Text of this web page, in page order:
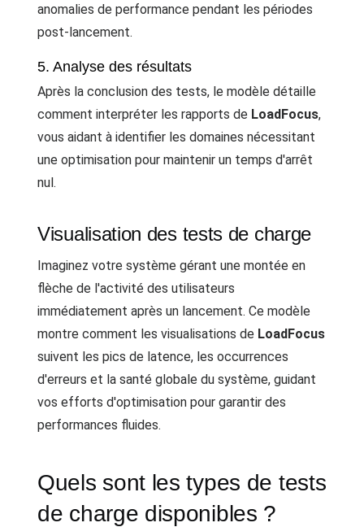
anomalies de performance pendant les périodes
post-lancement.
5. Analyse des résultats
Après la conclusion des tests, le modèle détaille
comment interpréter les rapports de LoadFocus,
vous aidant à identifier les domaines nécessitant
une optimisation pour maintenir un temps d'arrêt
nul.
Visualisation des tests de charge
Imaginez votre système gérant une montée en
flèche de l'activité des utilisateurs
immédiatement après un lancement. Ce modèle
montre comment les visualisations de LoadFocus
suivent les pics de latence, les occurrences
d'erreurs et la santé globale du système, guidant
vos efforts d'optimisation pour garantir des
performances fluides.
Quels sont les types de tests
de charge disponibles ?